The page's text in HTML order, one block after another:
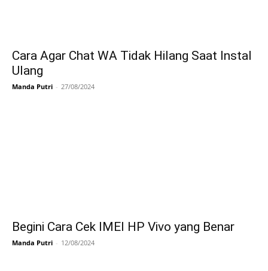
Cara Agar Chat WA Tidak Hilang Saat Instal
Ulang
Manda Putri - 27/08/2024
Begini Cara Cek IMEI HP Vivo yang Benar
Manda Putri - 12/08/2024